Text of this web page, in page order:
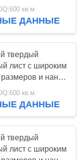
76
архитектурных
кв.м.
ДАННЫЕ
твердый
лист с широким
и нано-
для легкого
кв.м.
ДАННЫЕ
твердый
лист с широким